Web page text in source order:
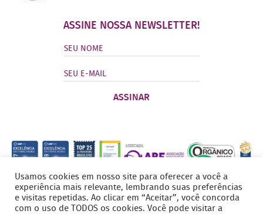
ASSINE NOSSA NEWSLETTER!
Usamos cookies em nosso site para oferecer a você a
experiência mais relevante, lembrando suas preferências
e visitas repetidas. Ao clicar em “Aceitar”, você concorda
com o uso de TODOS os cookies. Você pode visitar a